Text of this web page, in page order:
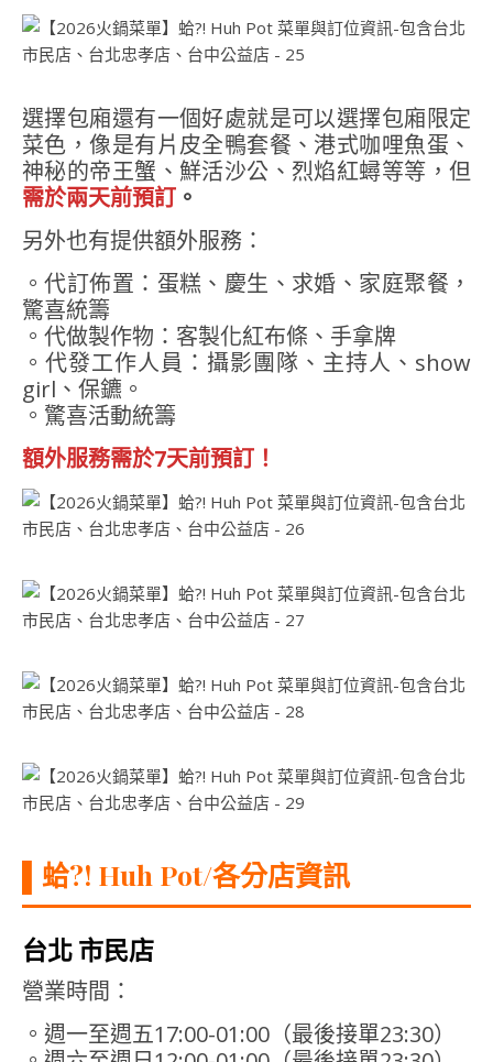
選擇包廂還有一個好處就是可以選擇包廂限定
菜色，像是有片皮全鴨套餐、港式咖哩魚蛋、
神秘的帝王蟹、鮮活沙公、烈焰紅蟳等等，但
需於兩天前預訂 。
另外也有提供額外服務：
。代訂佈置：蛋糕、慶生、求婚、家庭聚餐，
驚喜統籌
。代做製作物：客製化紅布條、手拿牌
。代發工作人員：攝影團隊、主持人、show
girl、保鑣。
。驚喜活動統籌
額外服務需於7天前預訂！
蛤?! Huh Pot/各分店資訊
台北 市民店
營業時間：
。週一至週五17:00-01:00（最後接單23:30）